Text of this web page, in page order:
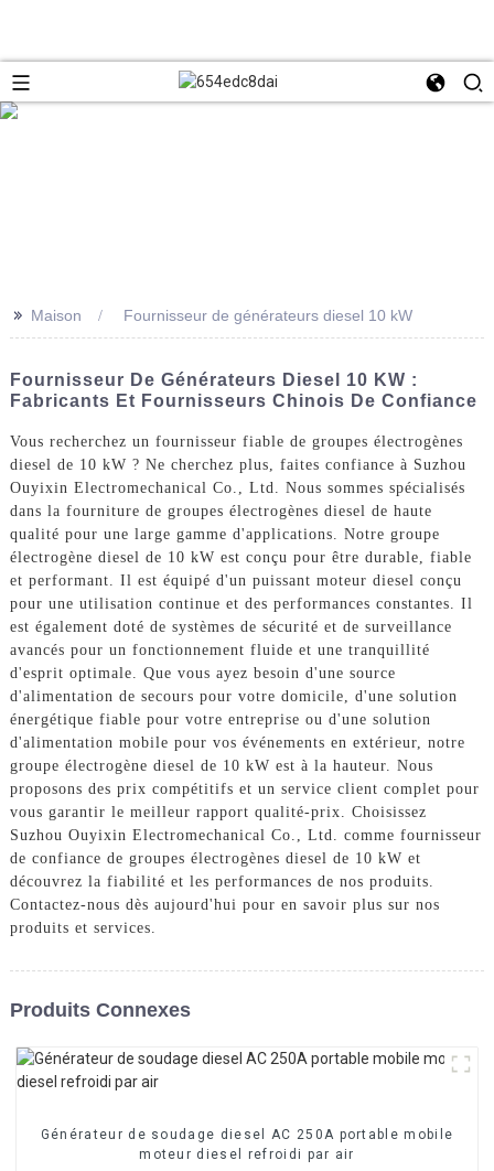
>> Maison Fournisseur de générateurs diesel 10 kW
Fournisseur De Générateurs Diesel 10 KW :
Fabricants Et Fournisseurs Chinois De Confiance
Vous recherchez un fournisseur fiable de groupes électrogènes
diesel de 10 kW ? Ne cherchez plus, faites confiance à Suzhou
Ouyixin Electromechanical Co., Ltd. Nous sommes spécialisés
dans la fourniture de groupes électrogènes diesel de haute
qualité pour une large gamme d'applications. Notre groupe
électrogène diesel de 10 kW est conçu pour être durable, fiable
et performant. Il est équipé d'un puissant moteur diesel conçu
pour une utilisation continue et des performances constantes. Il
est également doté de systèmes de sécurité et de surveillance
avancés pour un fonctionnement fluide et une tranquillité
d'esprit optimale. Que vous ayez besoin d'une source
d'alimentation de secours pour votre domicile, d'une solution
énergétique fiable pour votre entreprise ou d'une solution
d'alimentation mobile pour vos événements en extérieur, notre
groupe électrogène diesel de 10 kW est à la hauteur. Nous
proposons des prix compétitifs et un service client complet pour
vous garantir le meilleur rapport qualité-prix. Choisissez
Suzhou Ouyixin Electromechanical Co., Ltd. comme fournisseur
de confiance de groupes électrogènes diesel de 10 kW et
découvrez la fiabilité et les performances de nos produits.
Contactez-nous dès aujourd'hui pour en savoir plus sur nos
produits et services.
Produits Connexes
Générateur de soudage diesel AC 250A portable mobile
moteur diesel refroidi par air